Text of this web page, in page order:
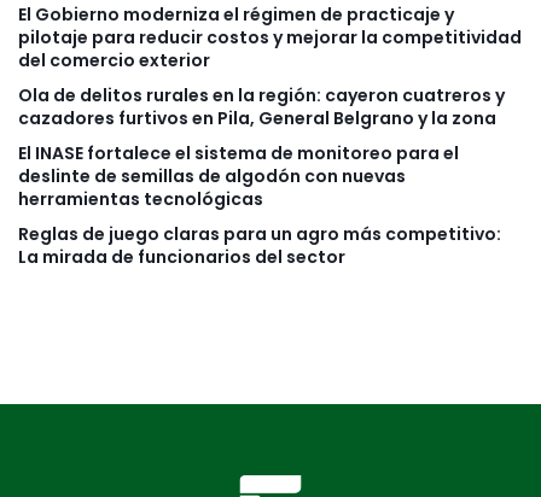
El Gobierno moderniza el régimen de practicaje y
pilotaje para reducir costos y mejorar la competitividad
del comercio exterior
Ola de delitos rurales en la región: cayeron cuatreros y
cazadores furtivos en Pila, General Belgrano y la zona
El INASE fortalece el sistema de monitoreo para el
deslinte de semillas de algodón con nuevas
herramientas tecnológicas
Reglas de juego claras para un agro más competitivo:
La mirada de funcionarios del sector